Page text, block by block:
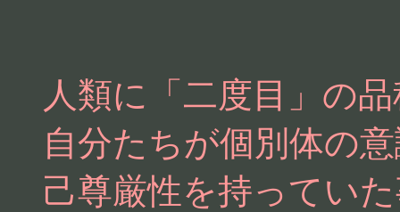
人類に「二度目」の
自分たちが個別体の
己尊厳性を持ってい